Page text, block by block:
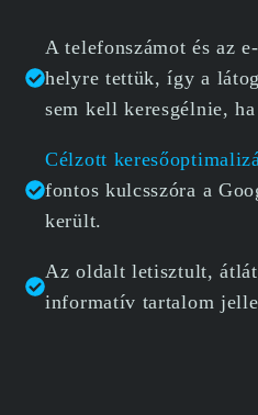
A telefonszámot és az
helyre tettük, így a
sem kell keresgélnie,
Célzott
fontos kulcsszóra a
került.
Az oldalt letisztult,
informatív tartalom